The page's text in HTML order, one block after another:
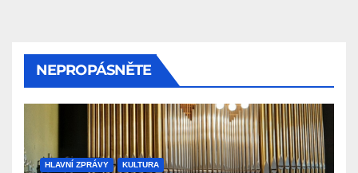
NEPROPÁSNĚTE
HLAVNÍ ZPRÁVY KULTURA